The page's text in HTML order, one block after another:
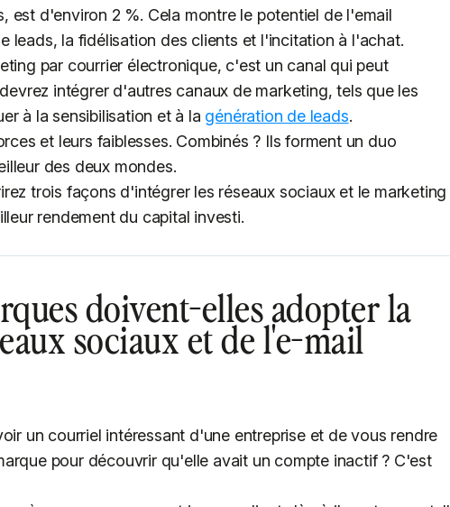
est d'environ 2 %. Cela montre le potentiel de l'email
leads, la fidélisation des clients et l'incitation à l'achat.
par courrier électronique, c'est un canal qui peut
intégrer d'autres canaux de marketing, tels que les
à la sensibilisation et à la génération de leads.
et leurs faiblesses. Combinés ? Ils forment un duo
des deux mondes.
trois façons d'intégrer les réseaux sociaux et le marketing
rendement du capital investi.
doivent-elles adopter la
sociaux et de l'e-mail
un courriel intéressant d'une entreprise et de vous rendre
pour découvrir qu'elle avait un compte inactif ? C'est